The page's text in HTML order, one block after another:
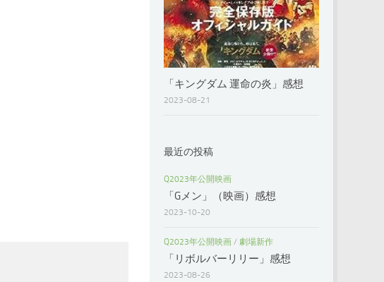
「キングダム 運命の炎」感想
2023-08-21
最近の投稿
Q2023年公開映画
「Gメン」（映画）感想
2023-10-20
Q2023年公開映画 / 劇場新作
「リボルバーリリー」感想
2023-08-26